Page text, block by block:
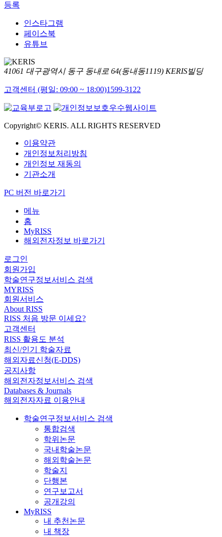
등록
인스타그램
페이스북
유튜브
41061 대구광역시 동구 동내로 64(동내동1119) KERIS빌딩
고객센터 (평일: 09:00 ~ 18:00)1599-3122
Copyright© KERIS. ALL RIGHTS RESERVED
이용약관
개인정보처리방침
개인정보 재동의
기관소개
PC 버전 바로가기
메뉴
홈
MyRISS
해외전자정보 바로가기
로그인
회원가입
학술연구정보서비스 검색
MYRISS
회원서비스
About RISS
RISS 처음 방문 이세요?
고객센터
RISS 활용도 분석
최신/인기 학술자료
해외자료신청(E-DDS)
공지사항
해외전자정보서비스 검색
Databases & Journals
해외전자자료 이용안내
학술연구정보서비스 검색
통합검색
학위논문
국내학술논문
해외학술논문
학술지
단행본
연구보고서
공개강의
MyRISS
내 추천논문
내 책장